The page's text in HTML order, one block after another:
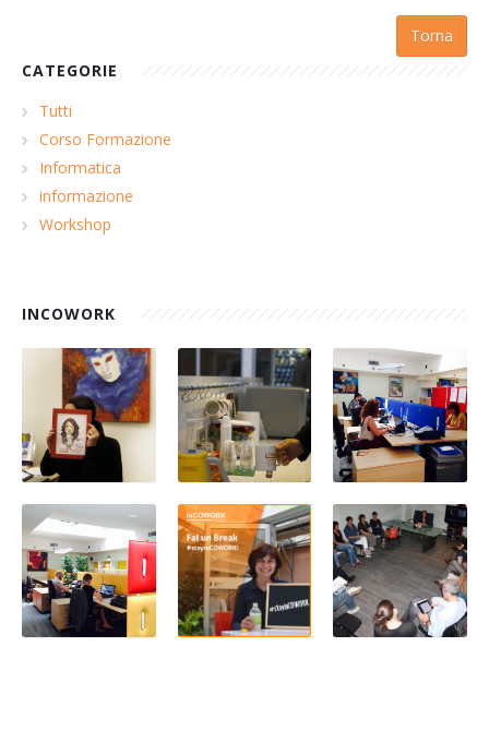
Torna
CATEGORIE
Tutti
Corso Formazione
Informatica
informazione
Workshop
INCOWORK